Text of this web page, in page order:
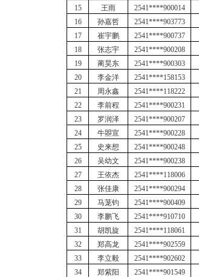
15
王雨 2541****900014
16
孙嘉哲 2541****903773
17
崔宇鹏 2541****900737
18
张志宇 2541****900208
19
蔺昊东 2541****900303
20
李金洋 2541****158153
21
周永鑫 2541****118222
22
李前程 2541****900231
23
罗润泽 2541****900207
24
牛曌宣 2541****900228
25
史来想 2541****900248
26
吴幼文 2541****900238
27
王依杰 2541****118006
28
张佳康 2541****900294
29
马茏钧 2541****900409
30
李鹏飞 2541****910710
31
胡凯旋 2541****118061
32
郑高龙 2541****902559
33
李立毅 2541****902602
34
郑紫阳 2541****901549